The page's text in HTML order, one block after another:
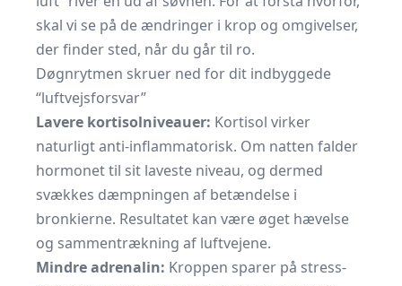
skal vi se på de ændringer i krop og omgivelser,
der finder sted, når du går til ro.
Døgnrytmen skruer ned for dit indbyggede
“luftvejsforsvar”
Lavere kortisolniveauer: Kortisol virker
naturligt anti-inflammatorisk. Om natten falder
hormonet til sit laveste niveau, og dermed
svækkes dæmpningen af betændelse i
bronkierne. Resultatet kan være øget hævelse
og sammentrækning af luftvejene.
Mindre adrenalin: Kroppen sparer på stress-